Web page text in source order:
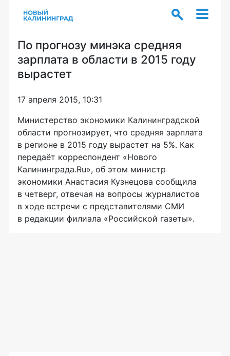
По прогнозу минэка средняя
зарплата в области в 2015 году
вырастет
17 апреля 2015, 10:31
Министерство экономики Калининградской
области прогнозирует, что средняя зарплата
в регионе в 2015 году вырастет на 5%. Как
передаёт корреспондент «Нового
Калининграда.Ru», об этом министр
экономики Анастасия Кузнецова сообщила
в четверг, отвечая на вопросы журналистов
в ходе встречи с представителями СМИ
в редакции филиала «Российской газеты».